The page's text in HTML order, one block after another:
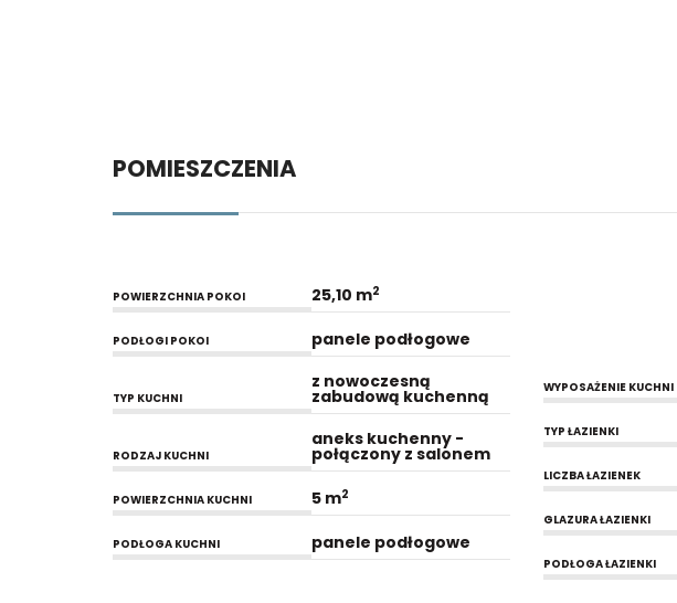
POMIESZCZENIA
POWIERZCHNIA POKOI 25,10 m2
PODŁOGI POKOI panele podłogowe
TYP KUCHNI
z nowoczesną
zabudową kuchenną
RODZAJ KUCHNI
aneks kuchenny -
połączony z salonem
POWIERZCHNIA KUCHNI 5 m2
PODŁOGA KUCHNI panele podłogowe
WYPOSAŻENIE KUCHNI
TYP ŁAZIENKI
LICZBA ŁAZIENEK
GLAZURA ŁAZIENKI
PODŁOGA ŁAZIENKI